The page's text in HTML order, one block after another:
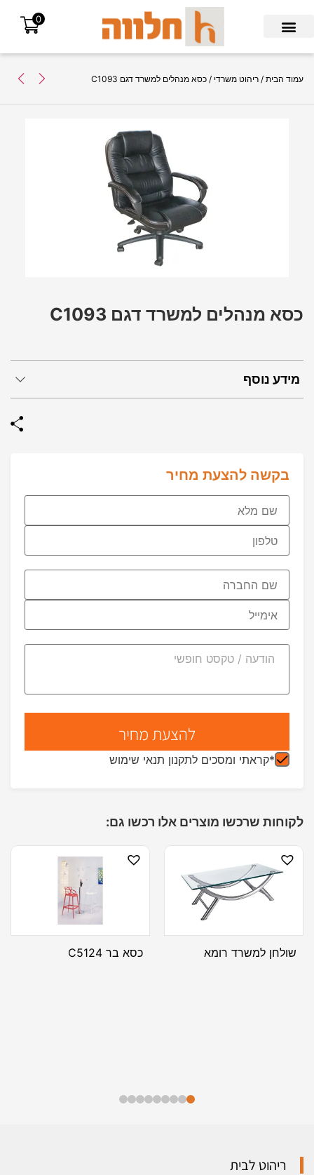
0
עמוד הבית / ריהוט משרדי / כסא מנהלים למשרד דגם C1093
מידע נוסף
כסא מנהלים למשרד דגם C1093
בקשה להצעת מחיר
*קראתי ומסכים לתקנון תנאי שימוש
לקוחות שרכשו מוצרים אלו רכשו גם:
שולחן למשרד רומא כסא בר C5124
ריהוט לבית